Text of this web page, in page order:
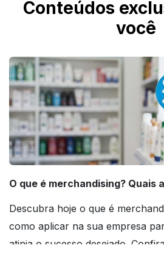
Conteúdos
você
O que é merchandising? Quais
Descubra hoje o que é
como aplicar na sua empresa
atinja o sucesso desejado.